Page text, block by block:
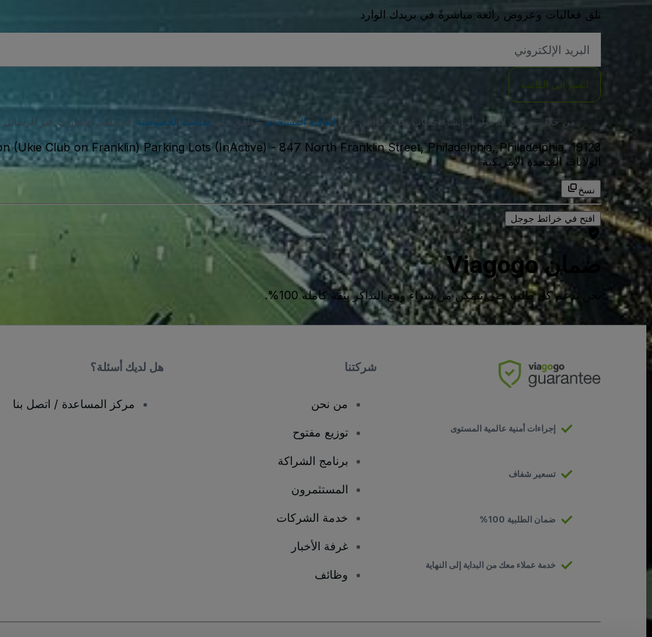
تلق فعاليات وعروض رائعة مباشرةً في بريدك الوارد
الاكتروني
انضم إلى القائمة
من خلال تسجيل الدخول أو إنشاء حساب، فإنك توافق علىاتفاقية المستخدموتوافق على سياسة الخصوصية . قد تتلقى إشعارات عبر
(Ukie Club on Franklin) Parking Lots (InActive) -
الولايات المتحدة الامريكية
نسخ
افتح في خرائط جوجل
ضمان Viagogo
نحن ندعم كل طلب حتى تتمكن من شراء وبيع التذاكر بثقة كاملة 100%.
إجراءات أمنية عالمية المستوى
تسعير شفاف
ضمان الطلبية 100%
خدمة عملاء معك من البداية إلى النهاية
شركتنا
من نحن
توزيع مفتوح
برنامج الشراكة
المستثمرون
خدمة الشركات
غرفة الأخبار
وظائف
هل لديك أسئلة؟
مركز المساعدة / اتصل بنا